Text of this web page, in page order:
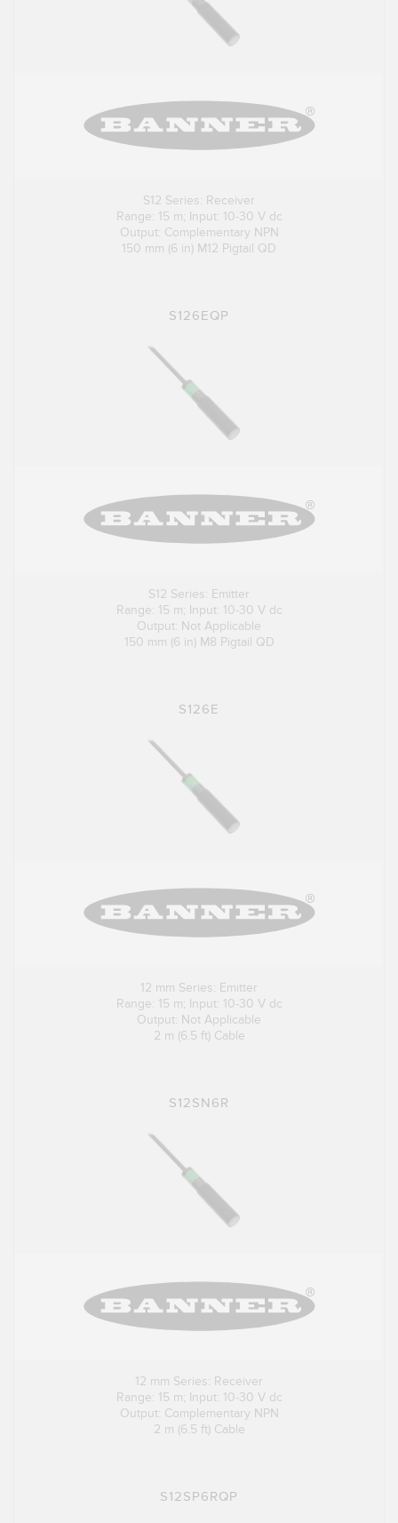
S12 Series: Receiver
Range: 15 m; Input: 10-30 V dc
Output: Complementary NPN
150 mm (6 in) M12 Pigtail QD
S126EQP
S12 Series: Emitter
Range: 15 m; Input: 10-30 V dc
Output: Not Applicable
150 mm (6 in) M8 Pigtail QD
S126E
12 mm Series: Emitter
Range: 15 m; Input: 10-30 V dc
Output: Not Applicable
2 m (6.5 ft) Cable
S12SN6R
12 mm Series: Receiver
Range: 15 m; Input: 10-30 V dc
Output: Complementary NPN
2 m (6.5 ft) Cable
S12SP6RQP